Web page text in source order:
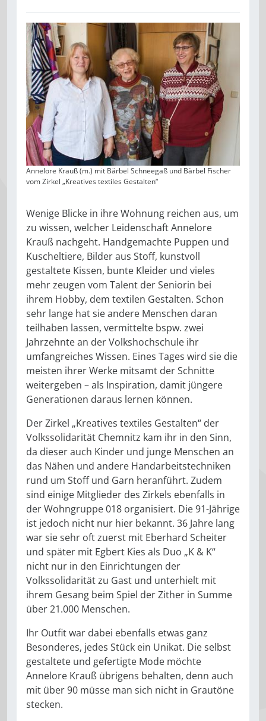
Wenige Blicke in ihre Wohnung reichen aus, um
zu wissen, welcher Leidenschaft Annelore
Krauß nachgeht. Handgemachte Puppen und
Kuscheltiere, Bilder aus Stoff, kunstvoll
gestaltete Kissen, bunte Kleider und vieles
mehr zeugen vom Talent der Seniorin bei
ihrem Hobby, dem textilen Gestalten. Schon
sehr lange hat sie andere Menschen daran
teilhaben lassen, vermittelte bspw. zwei
Jahrzehnte an der Volkshochschule ihr
umfangreiches Wissen. Eines Tages wird sie die
meisten ihrer Werke mitsamt der Schnitte
weitergeben – als Inspiration, damit jüngere
Generationen daraus lernen können.
Der Zirkel „Kreatives textiles Gestalten“ der
Volkssolidarität Chemnitz kam ihr in den Sinn,
da dieser auch Kinder und junge Menschen an
das Nähen und andere Handarbeitstechniken
rund um Stoff und Garn heranführt. Zudem
sind einige Mitglieder des Zirkels ebenfalls in
der Wohngruppe 018 organisiert. Die 91-Jährige
ist jedoch nicht nur hier bekannt. 36 Jahre lang
war sie sehr oft zuerst mit Eberhard Scheiter
und später mit Egbert Kies als Duo „K & K“
nicht nur in den Einrichtungen der
Volkssolidarität zu Gast und unterhielt mit
ihrem Gesang beim Spiel der Zither in Summe
über 21.000 Menschen.
Ihr Outfit war dabei ebenfalls etwas ganz
Besonderes, jedes Stück ein Unikat. Die selbst
gestaltete und gefertigte Mode möchte
Annelore Krauß übrigens behalten, denn auch
mit über 90 müsse man sich nicht in Grautöne
stecken.
Annelore Krauß (m.) mit Bärbel Schneegaß und Bärbel Fischer
vom Zirkel „Kreatives textiles Gestalten“